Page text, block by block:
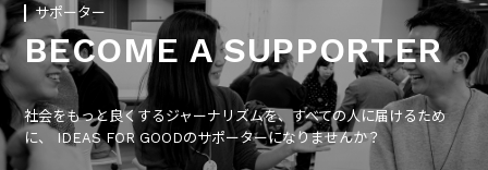
サポーター
BECOME A SUPPORTER
社会をもっと良くするジャーナリズムを、すべての人に届けるため
に、 IDEAS FOR GOODのサポーターになりませんか？